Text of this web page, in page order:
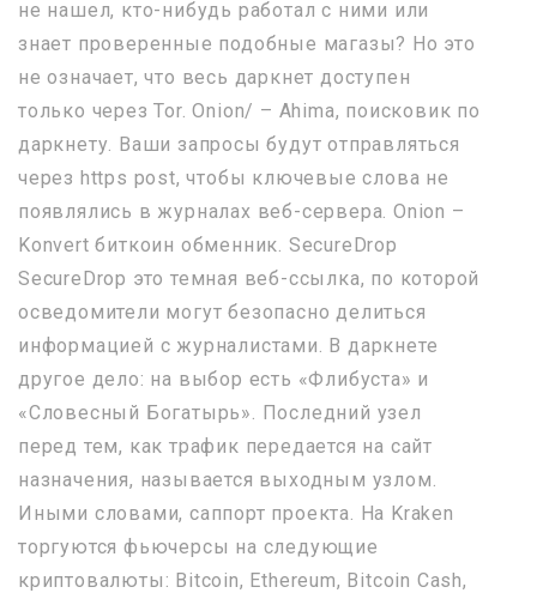
не нашел, кто-нибудь работал с ними или
знает проверенные подобные магазы? Но это
не означает, что весь даркнет доступен
только через Tor. Onion/ – Ahima, поисковик по
даркнету. Ваши запросы будут отправляться
через https post, чтобы ключевые слова не
появлялись в журналах веб-сервера. Onion –
Konvert биткоин обменник. SecureDrop
SecureDrop это темная веб-ссылка, по которой
осведомители могут безопасно делиться
информацией с журналистами. В даркнете
другое дело: на выбор есть «Флибуста» и
«Словесный Богатырь». Последний узел
перед тем, как трафик передается на сайт
назначения, называется выходным узлом.
Иными словами, саппорт проекта. На Kraken
торгуются фьючерсы на следующие
криптовалюты: Bitcoin, Ethereum, Bitcoin Cash,